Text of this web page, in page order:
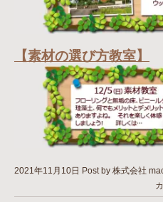
【素材の選び方教室】
2021年11月10日 Post by 株式会社